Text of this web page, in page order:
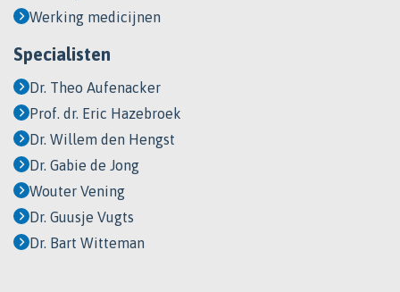
Werking medicijnen
Specialisten
Dr. Theo Aufenacker
Prof. dr. Eric Hazebroek
Dr. Willem den Hengst
Dr. Gabie de Jong
Wouter Vening
Dr. Guusje Vugts
Dr. Bart Witteman